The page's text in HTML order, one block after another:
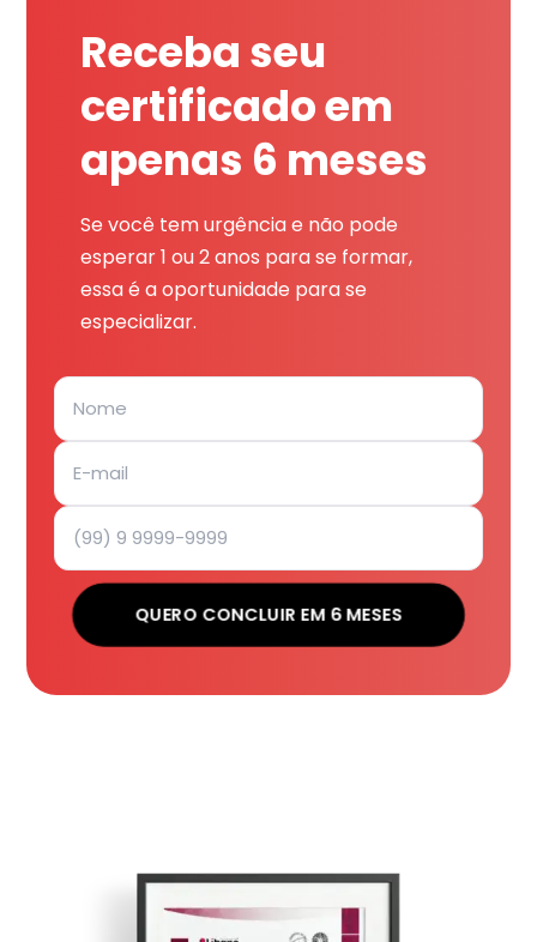
Receba seu
certificado em
apenas 6 meses
Se você tem urgência e não pode
esperar 1 ou 2 anos para se formar,
essa é a oportunidade para se
especializar.
QUERO CONCLUIR EM 6 MESES